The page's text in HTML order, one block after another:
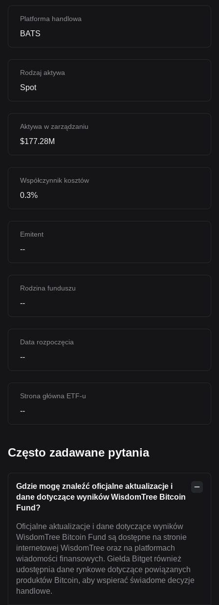
Platforma handlowa
BATS
Rodzaj aktywa
Spot
Aktywa w zarządzaniu
$177.28M
Współczynnik kosztów
0.3%
Emitent
--
Rodzina funduszu
--
Data rozpoczęcia
--
Strona główna ETF-u
--
Często zadawane pytania
Gdzie mogę znaleźć oficjalne aktualizacje i
dane dotyczące wyników WisdomTree Bitcoin
Fund?
Oficjalne aktualizacje i dane dotyczące wyników
WisdomTree Bitcoin Fund są dostępne na stronie
internetowej WisdomTree oraz na platformach
wiadomości finansowych. Giełda Bitget również
udostępnia dane rynkowe dotyczące powiązanych
produktów Bitcoin, aby wspierać świadome decyzje
handlowe.